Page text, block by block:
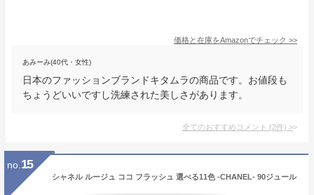
価格と在庫をAmazonでチェック >>
あみーみ(40代・女性)
日本のファッションブランドキタムラの商品です。お値段も
ちょうどいいですし洗練された美しさがあります。
全てのおすすめコメント (2件) >
no. 15
シャネル ルージュ ココ フラッシュ 選べる11色 -CHANEL- 90ジュール